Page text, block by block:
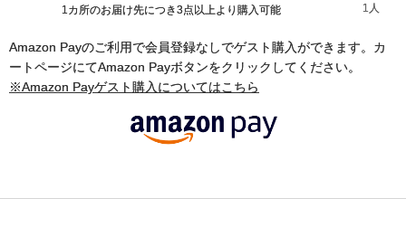
1カ所のお届け先につき3点以上より購入可能 1人
Amazon Payのご利用で会員登録なしでゲスト購入ができます。カ
ートページにてAmazon Payボタンをクリックしてください。
※Amazon Payゲスト購入についてはこちら